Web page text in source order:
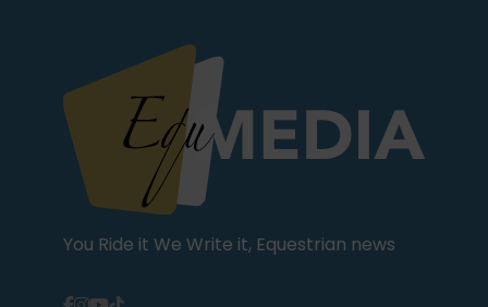
You Ride it We Write it, Equestrian news